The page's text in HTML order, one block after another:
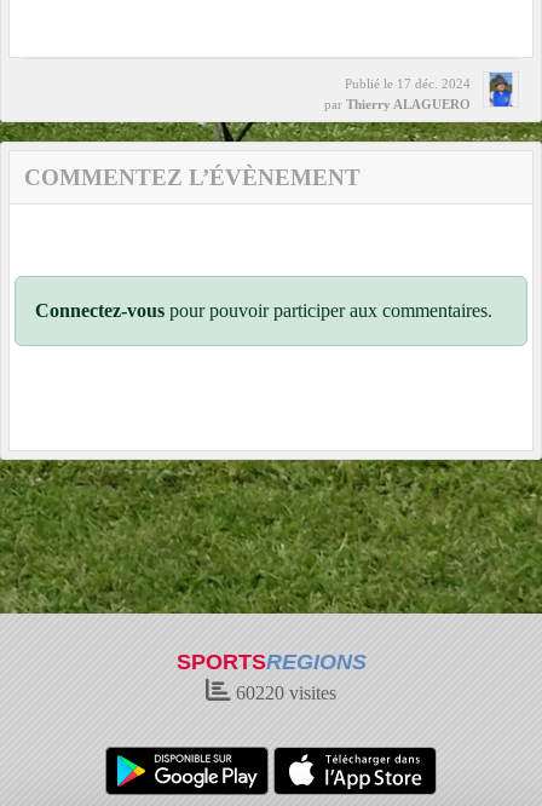
Publié le 17 déc. 2024
par Thierry ALAGUERO
COMMENTEZ L’ÉVÈNEMENT
Connectez-vous pour pouvoir participer aux commentaires.
SPORTSREGIONS
60220 visites